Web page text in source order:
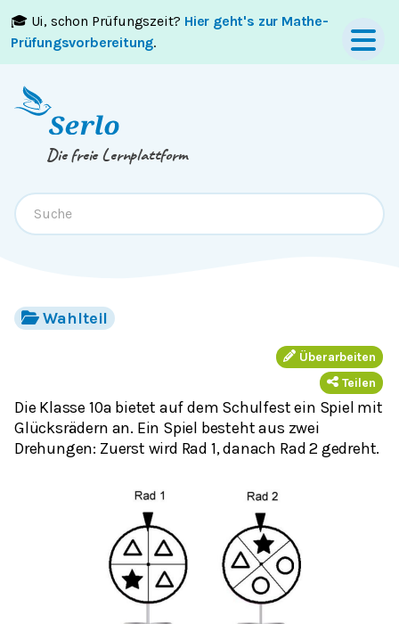
🎓 Ui, schon Prüfungszeit? Hier geht's zur Mathe-
Prüfungsvorbereitung.
Springe zumInhaltoderFooter
Die freie Lernplattform
Wahlteil
Überarbeiten
Teilen
Die Klasse 10a bietet auf dem Schulfest ein Spiel mit
Glücksrädern an. Ein Spiel besteht aus zwei
Drehungen: Zuerst wird Rad 1, danach Rad 2 gedreht.